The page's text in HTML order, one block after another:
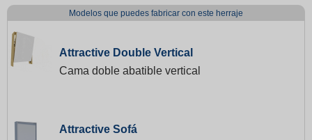
Modelos que puedes fabricar con este herraje
Attractive Double Vertical
Cama doble abatible vertical
Attractive Sofá